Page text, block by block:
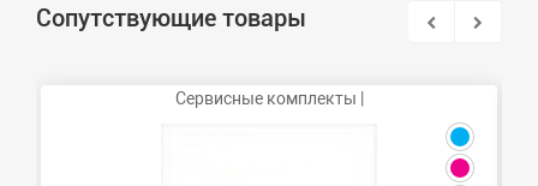
Сопутствующие товары
Сервисные комплекты |